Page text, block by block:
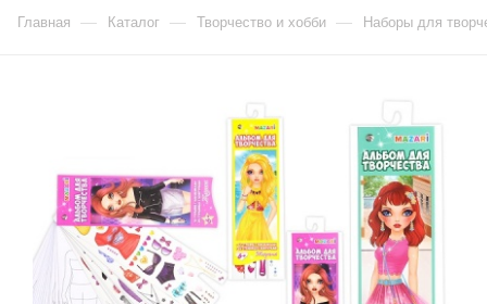
Главная — Каталог — Творчество и хобби — Наборы для